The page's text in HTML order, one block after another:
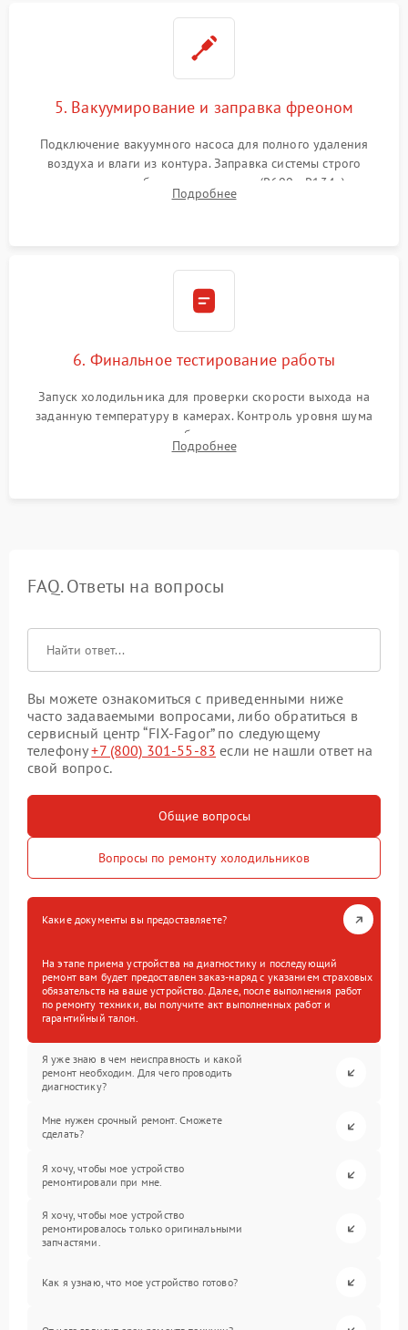
5. Вакуумирование и заправка фреоном
Подключение вакуумного насоса для полного удаления
воздуха и влаги из контура. Заправка системы строго
дозированным объемом хладагента (R600a, R134a) по
электронным весам. Контроль рабочего давления в системе.
Подробнее
6. Финальное тестирование работы
Запуск холодильника для проверки скорости выхода на
заданную температуру в камерах. Контроль уровня шума
компрессора, отсутствия обмерзания стенок и корректного
срабатывания системы автоматической оттайки.
Подробнее
FAQ. Ответы на вопросы
Вы можете ознакомиться с приведенными ниже
часто задаваемыми вопросами, либо обратиться в
сервисный центр “FIX-Fagor” по следующему
телефону+7 (800) 301-55-83 если не нашли ответ на
свой вопрос.
Общие вопросы
Вопросы по ремонту холодильников
Какие документы вы предоставляете?
На этапе приема устройства на диагностику и последующий
ремонт вам будет предоставлен заказ-наряд с указанием страховых
обязательств на ваше устройство. Далее, после выполнения работ
по ремонту техники, вы получите акт выполненных работ и
гарантийный талон.
Я уже знаю в чем неисправность и какой
ремонт необходим. Для чего проводить
диагностику?
Мне нужен срочный ремонт. Сможете
сделать?
Я хочу, чтобы мое устройство
ремонтировали при мне.
Я хочу, чтобы мое устройство
ремонтировалось только оригинальными
запчастями.
Как я узнаю, что мое устройство готово?